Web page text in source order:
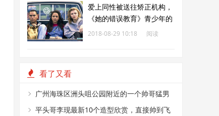
爱上同性被送往矫正机构，
《她的错误教育》青少年的
悲伤与错误
2018-08-29 10:18
阅读
看了又看
广州海珠区洲头咀公园附近的一个帅哥猛男
烤肉摊
平头哥李现最新10个造型欣赏，直接帅到飞